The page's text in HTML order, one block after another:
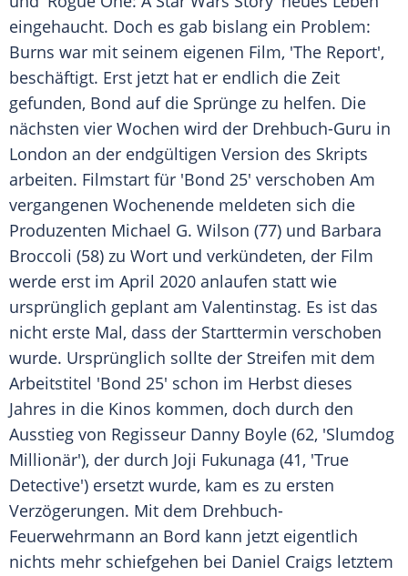
eingehaucht. Doch es gab bislang ein Problem:
Burns war mit seinem eigenen Film, 'The Report',
beschäftigt. Erst jetzt hat er endlich die Zeit
gefunden, Bond auf die Sprünge zu helfen. Die
nächsten vier Wochen wird der Drehbuch-Guru in
London an der endgültigen Version des Skripts
arbeiten. Filmstart für 'Bond 25' verschoben Am
vergangenen Wochenende meldeten sich die
Produzenten Michael G. Wilson (77) und Barbara
Broccoli (58) zu Wort und verkündeten, der Film
werde erst im April 2020 anlaufen statt wie
ursprünglich geplant am Valentinstag. Es ist das
nicht erste Mal, dass der Starttermin verschoben
wurde. Ursprünglich sollte der Streifen mit dem
Arbeitstitel 'Bond 25' schon im Herbst dieses
Jahres in die Kinos kommen, doch durch den
Ausstieg von Regisseur Danny Boyle (62, 'Slumdog
Millionär'), der durch Joji Fukunaga (41, 'True
Detective') ersetzt wurde, kam es zu ersten
Verzögerungen. Mit dem Drehbuch-
Feuerwehrmann an Bord kann jetzt eigentlich
nichts mehr schiefgehen bei Daniel Craigs letztem